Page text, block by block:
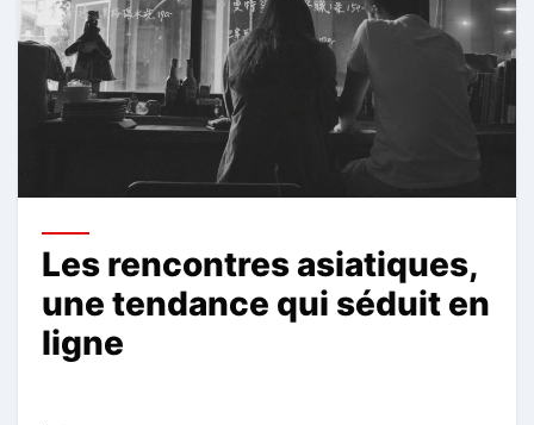
Les rencontres asiatiques,
une tendance qui séduit en
ligne